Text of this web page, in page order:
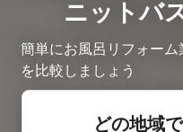
ニットバ
簡単にお風呂リフォー
を比較しましょう
どの地域